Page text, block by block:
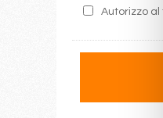
Autorizzo